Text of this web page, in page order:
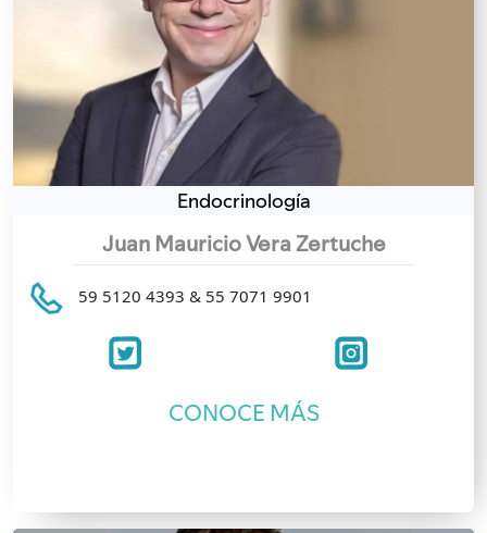
Endocrinología
Juan Mauricio Vera Zertuche
59 5120 4393 & 55 7071 9901
CONOCE MÁS